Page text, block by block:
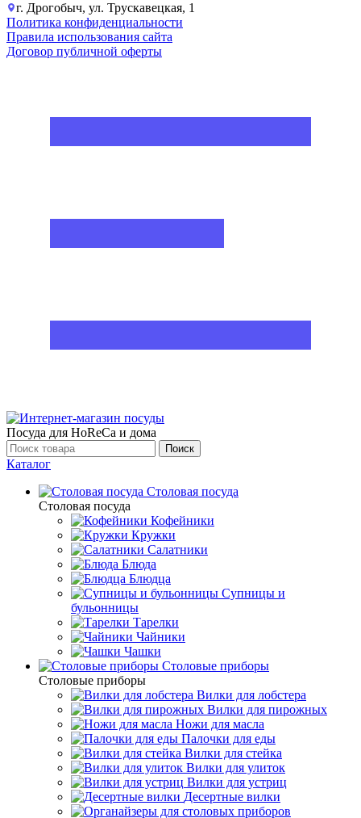
г. Дрогобыч, ул. Трускавецкая, 1
Политика конфиденциальности
Правила использования сайта
Договор публичной оферты
Посуда для HoReCa и дома
Поиск
Каталог
Столовая посуда
Столовая посуда
Кофейники
Кружки
Салатники
Блюда
Блюдца
Супницы и
бульонницы
Тарелки
Чайники
Чашки
Cтоловые приборы
Cтоловые приборы
Вилки для лобстера
Вилки для пирожных
Ножи для масла
Палочки для еды
Вилки для стейка
Вилки для улиток
Вилки для устриц
Десертные вилки